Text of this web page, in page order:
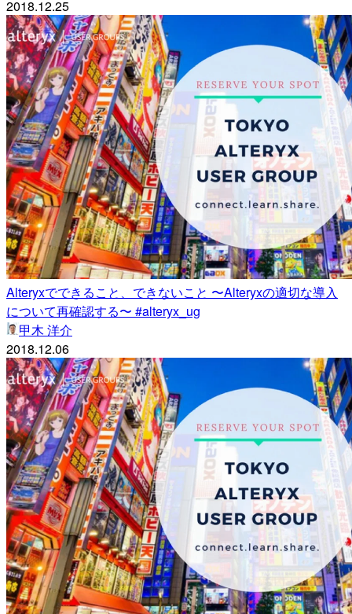
2018.12.25
Alteryxでできること、できないこと 〜Alteryxの適切な導入
について再確認する〜 #alteryx_ug
甲木 洋介
2018.12.06